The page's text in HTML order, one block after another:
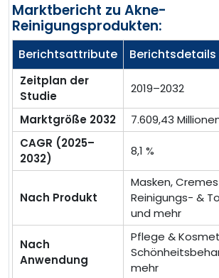
Marktbericht zu Akne-
Reinigungsprodukten:
Berichtsattribute Berichtsdetails
Zeitplan der
Studie
2019–2032
Marktgröße 2032
7.609,43
CAGR (2025–
2032)
8,1 %
Nach Produkt
Masken,
Reinigungs- &
und mehr
Nach
Anwendung
Pflege &
mehr